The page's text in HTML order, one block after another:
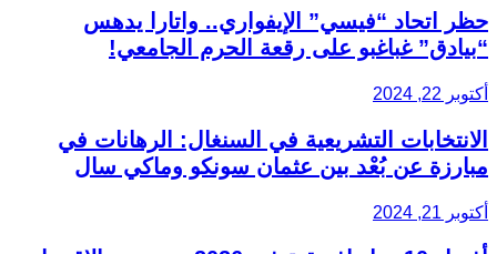
حظر اتحاد “فيسي” الإيفواري.. واتارا يدهس
“بيادق” غباغبو على رقعة الحرم الجامعي!
أكتوبر 22, 2024
الانتخابات التشريعية في السنغال: الرهانات في
مبارزة عن بُعْد بين عثمان سونكو وماكي سال
أكتوبر 21, 2024